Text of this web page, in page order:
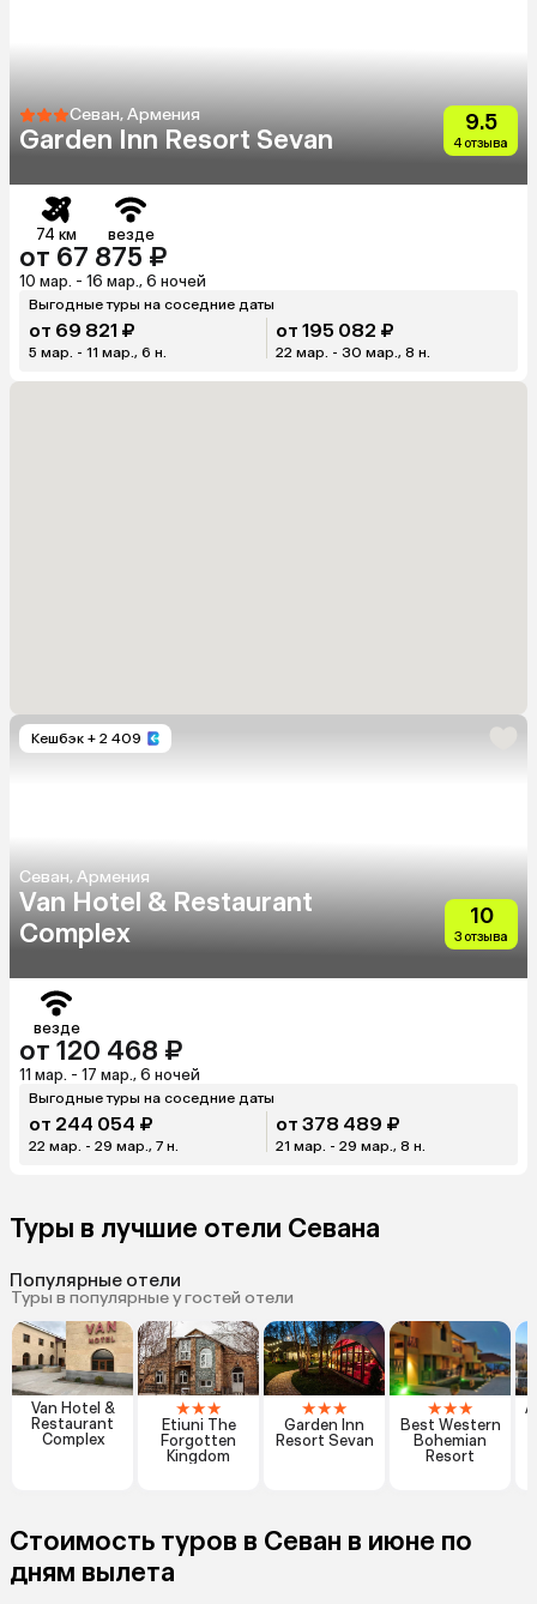
Севан, Армения
Garden Inn Resort Sevan
9.5
4 отзыва
74 км везде
от 67 875 ₽
10 мар. - 16 мар., 6 ночей
Выгодные туры на соседние даты
от 69 821 ₽
5 мар. - 11 мар., 6 н.
от 195 082 ₽
22 мар. - 30 мар., 8 н.
Кешбэк + 2 409
Севан, Армения
Van Hotel & Restaurant
Complex
10
3 отзыва
везде
от 120 468 ₽
11 мар. - 17 мар., 6 ночей
Выгодные туры на соседние даты
от 244 054 ₽
22 мар. - 29 мар., 7 н.
от 378 489 ₽
21 мар. - 29 мар., 8 н.
Туры в лучшие отели Севана
Популярные отели
Туры в популярные у гостей отели
Van Hotel &
Restaurant
Complex
★★★
Etiuni The
Forgotten
Kingdom
★★★
Garden Inn
Resort Sevan
★★★
Best Western
Bohemian
Resort
Стоимость туров в Севан в июне по
дням вылета